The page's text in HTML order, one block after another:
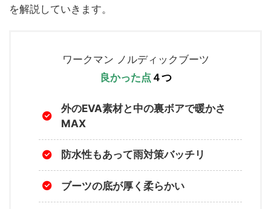
を解説していきます。
ワークマン ノルディックブーツ
良かった点 ４つ
外のEVA素材と中の裏ボアで暖かさ
MAX
防水性もあって雨対策バッチリ
ブーツの底が厚く柔らかい